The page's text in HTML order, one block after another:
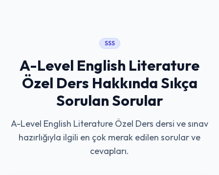
SSS
A-Level English Literature
Özel Ders Hakkında Sıkça
Sorulan Sorular
A-Level English Literature Özel Ders dersi ve sınav
hazırlığıyla ilgili en çok merak edilen sorular ve
cevapları.